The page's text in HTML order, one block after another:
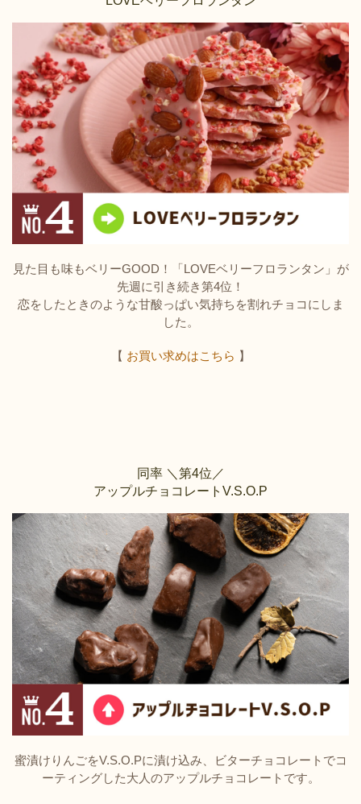
見た目も味もベリーGOOD！「LOVEベリーフロランタン」が
先週に引き続き第4位！
恋をしたときのような甘酸っぱい気持ちを割れチョコにしま
した。
【 お買い求めはこちら 】
同率 ＼第4位／
アップルチョコレートV.S.O.P
蜜漬けりんごをV.S.O.Pに漬け込み、ビターチョコレートでコ
ーティングした大人のアップルチョコレートです。